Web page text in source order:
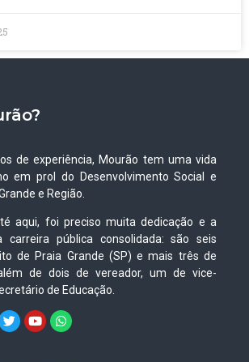
de experiência, Mourão tem uma vida
em prol do Desenvolvimento Social e
e Região.
aqui, foi preciso muita dedicação e a
carreira pública consolidada: são seis
de Praia Grande (SP) e mais três de
de dois de vereador, um de vice-
de Educação.